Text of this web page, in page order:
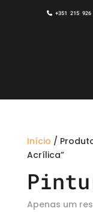
+351 215
Início /
Acrílica”
Apenas um